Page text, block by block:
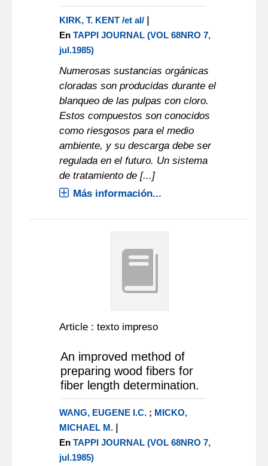
KIRK, T. KENT /et al/ |
En TAPPI JOURNAL (VOL 68NRO 7,
jul.1985)
Numerosas sustancias orgánicas
cloradas son producidas durante el
blanqueo de las pulpas con cloro.
Estos compuestos son conocidos
como riesgosos para el medio
ambiente, y su descarga debe ser
regulada en el futuro. Un sistema
de tratamiento de [...]
Más información...
Article : texto impreso
An improved method of
preparing wood fibers for
fiber length determination.
WANG, EUGENE I.C.; MICKO,
MICHAEL M. |
En TAPPI JOURNAL (VOL 68NRO 7,
jul.1985)